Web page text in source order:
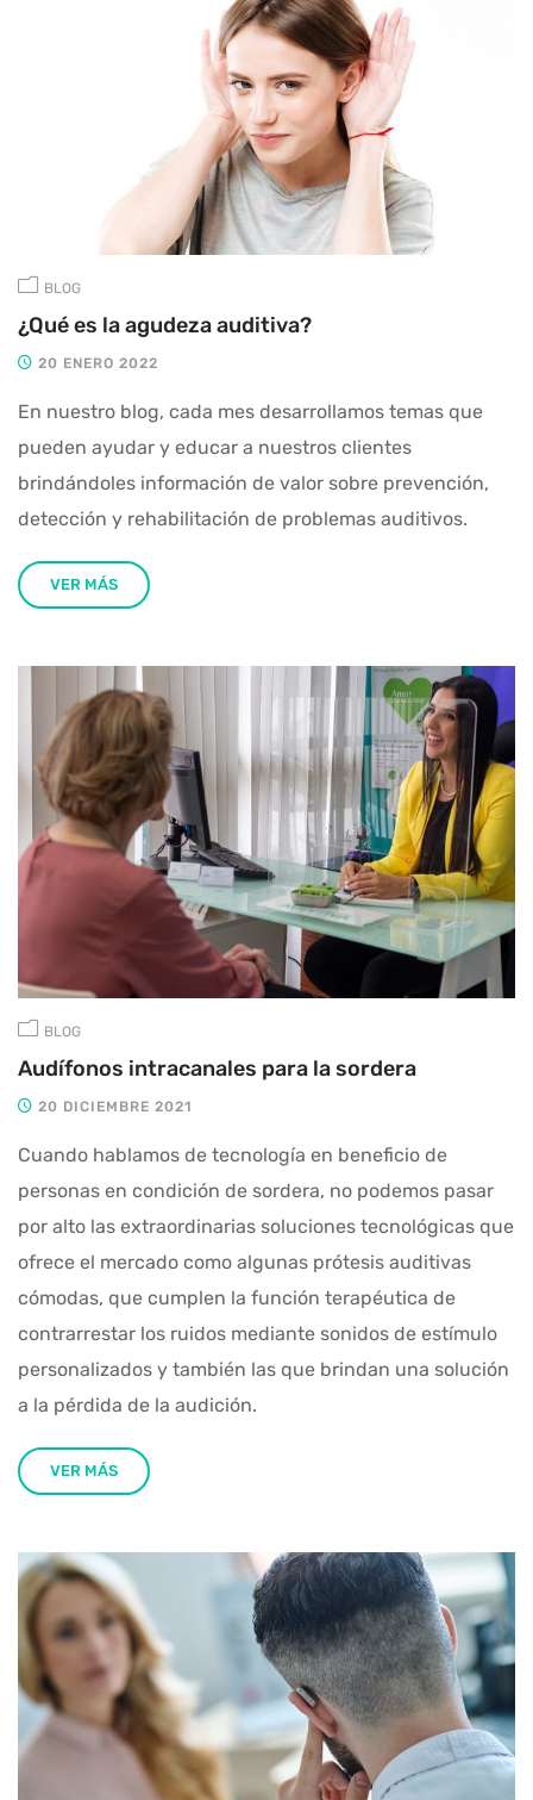
BLOG
¿Qué es la agudeza auditiva?
20 ENERO 2022
En nuestro blog, cada mes desarrollamos temas que
pueden ayudar y educar a nuestros clientes
brindándoles información de valor sobre prevención,
detección y rehabilitación de problemas auditivos.
VER MÁS
BLOG
Audífonos intracanales para la sordera
20 DICIEMBRE 2021
Cuando hablamos de tecnología en beneficio de
personas en condición de sordera, no podemos pasar
por alto las extraordinarias soluciones tecnológicas que
ofrece el mercado como algunas prótesis auditivas
cómodas, que cumplen la función terapéutica de
contrarrestar los ruidos mediante sonidos de estímulo
personalizados y también las que brindan una solución
a la pérdida de la audición.
VER MÁS